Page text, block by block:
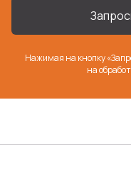
Нажимая на кнопку
на